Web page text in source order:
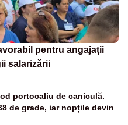
pentru angajații
salarizării
portocaliu de caniculă.
de grade, iar nopțile devin